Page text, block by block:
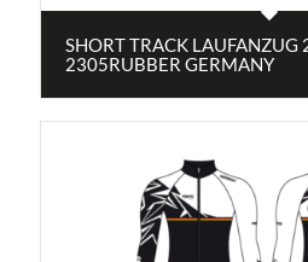
SHORT TRACK LAUFANZUG
2305RUBBER GERMANY